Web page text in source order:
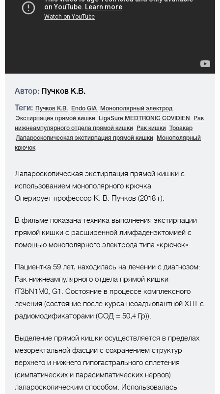
Автор: Пучков К.В.
Теги: Пучков К.В. Endo GIA
Монополярный электрод
Экстирпация прямой кишки
LigaSure MEDTRONIC COVIDIEN
Рак
нижнеампулярного отдела прямой кишки
Рак кишки
Троакар
Лапароскопическая экстирпация прямой кишки
Монополярный
крючок
Лапароскопическая экстирпация прямой кишки с
использованием монополярного крючка
Оперирует профессор К. В. Пучков (2018 г).
В фильме показана техника выполнения экстирпации
прямой кишки с расширенной лимфаденэктомией с
помощью монополярного электрода типа «крючок».
Пациентка 59 лет, находилась на лечении с диагнозом:
Рак нижнеампулярного отдела прямой кишки
fT3bN1M0, G1. Состояние в процессе комплексного
лечения (состояние после курса неоадъювантной ХЛТ с
радиомодификаторами (СОД = 50,4 Гр)).
Выделение прямой кишки осуществляется в пределах
мезоректальной фасции с сохранением структур
верхнего и нижнего гипогастрального сплетения
(симпатических и парасимпатических нервов)
лапароскопическим способом. Использовалась